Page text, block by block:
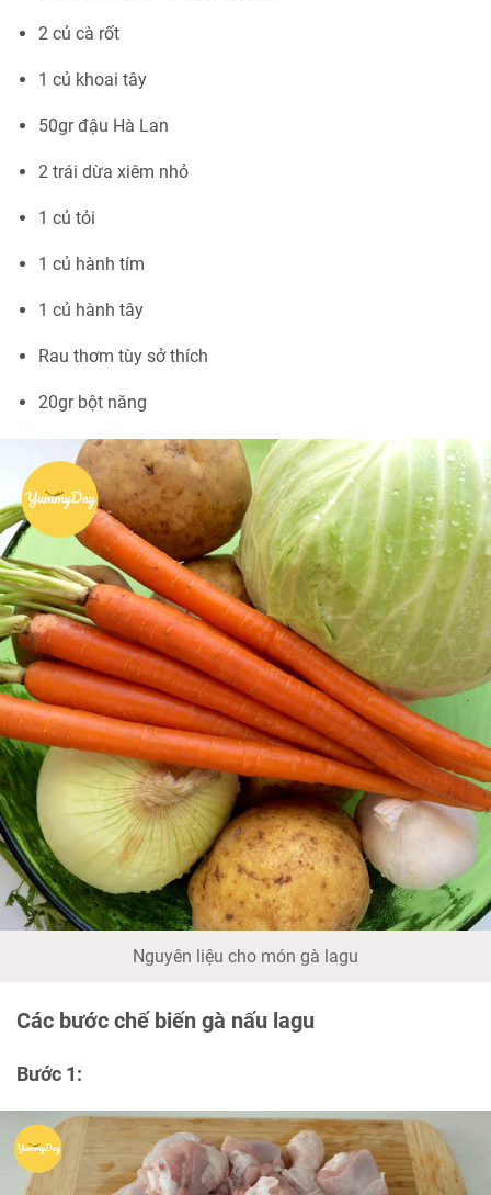
2 củ cà rốt
1 củ khoai tây
50gr đậu Hà Lan
2 trái dừa xiêm nhỏ
1 củ tỏi
1 củ hành tím
1 củ hành tây
Rau thơm tùy sở thích
20gr bột năng
Nguyên liệu cho món gà lagu
Các bước chế biến gà nấu lagu
Bước 1: